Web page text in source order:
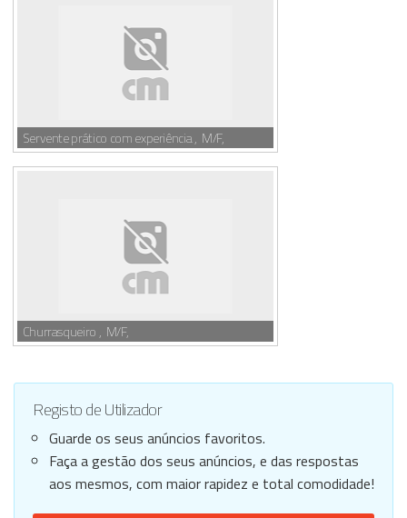
Servente prático com experiência , M/F,
Churrasqueiro , M/F,
Registo de Utilizador
Guarde os seus anúncios favoritos.
Faça a gestão dos seus anúncios, e das respostas
aos mesmos, com maior rapidez e total comodidade!